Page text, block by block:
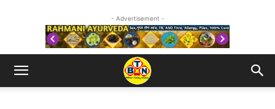
- Advertisement -